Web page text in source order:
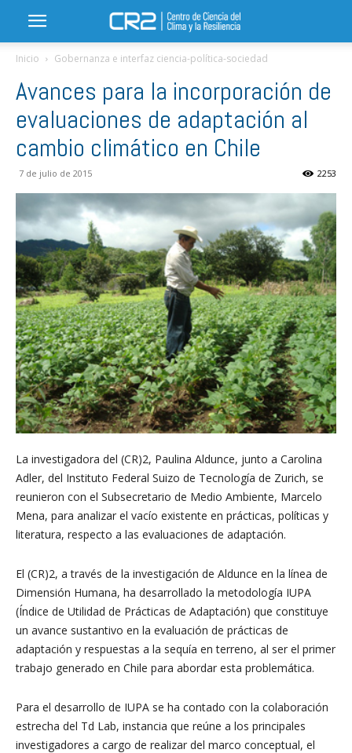
Inicio Gobernanza e interfaz ciencia-política-sociedad
Avances para la incorporación de
evaluaciones de adaptación al
cambio climático en Chile
7 de julio de 2015 2253
La investigadora del (CR)2, Paulina Aldunce, junto a Carolina
Adler, del Instituto Federal Suizo de Tecnología de Zurich, se
reunieron con el Subsecretario de Medio Ambiente, Marcelo
Mena, para analizar el vacío existente en prácticas, políticas y
literatura, respecto a las evaluaciones de adaptación.
El (CR)2, a través de la investigación de Aldunce en la línea de
Dimensión Humana, ha desarrollado la metodología IUPA
(Índice de Utilidad de Prácticas de Adaptación) que constituye
un avance sustantivo en la evaluación de prácticas de
adaptación y respuestas a la sequía en terreno, al ser el primer
trabajo generado en Chile para abordar esta problemática.
Para el desarrollo de IUPA se ha contado con la colaboración
estrecha del Td Lab, instancia que reúne a los principales
investigadores a cargo de realizar del marco conceptual, el